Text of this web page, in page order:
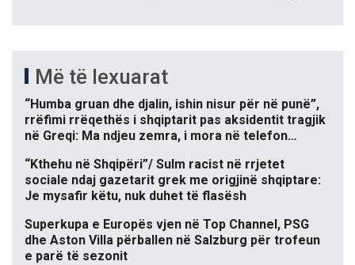
Më të lexuarat
“Humba gruan dhe djalin, ishin nisur për në punë”,
rrëfimi rrëqethës i shqiptarit pas aksidentit tragjik
në Greqi: Ma ndjeu zemra, i mora në telefon…
“Kthehu në Shqipëri”/ Sulm racist në rrjetet
sociale ndaj gazetarit grek me origjinë shqiptare:
Je mysafir këtu, nuk duhet të flasësh
Superkupa e Europës vjen në Top Channel, PSG
dhe Aston Villa përballen në Salzburg për trofeun
e parë të sezonit